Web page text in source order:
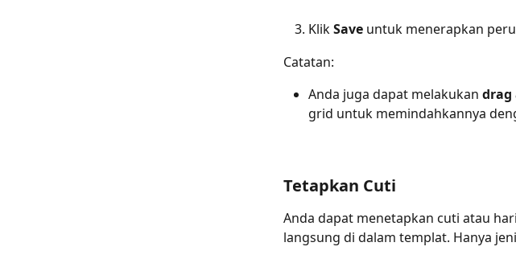
Klik Save untuk menerapkan
Catatan:
Anda juga dapat melakukan drag
grid untuk memindahkannya
Tetapkan Cuti
Anda dapat menetapkan cuti atau
langsung di dalam templat. Hanya